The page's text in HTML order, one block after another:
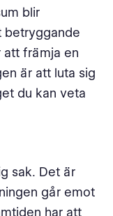
blir
betryggande
att främja en
är att luta sig
du kan veta
sak. Det är
går emot
har att